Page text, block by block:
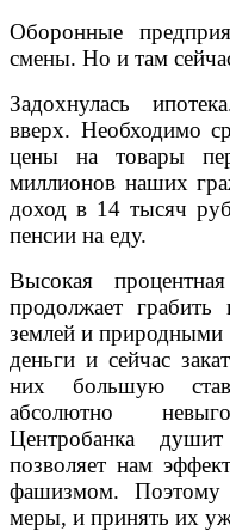
Оборонные
смены. Но и там
Задохнулась
вверх. Необходимо
цены на товары
миллионов наших
доход в 14 тысяч
пенсии на еду.
Высокая
продолжает
землей и природными
деньги и сейчас
них большую
абсолютно
Центробанка
позволяет нам
фашизмом. Поэтому
меры, и принять их